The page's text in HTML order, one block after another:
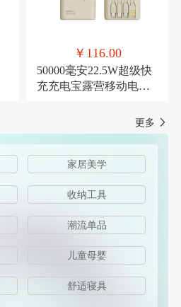
￥116.00
50000毫安22.5W超级快
充充电宝露营移动电源
更多
家居美学
收纳工具
潮流单品
儿童母婴
舒适寝具